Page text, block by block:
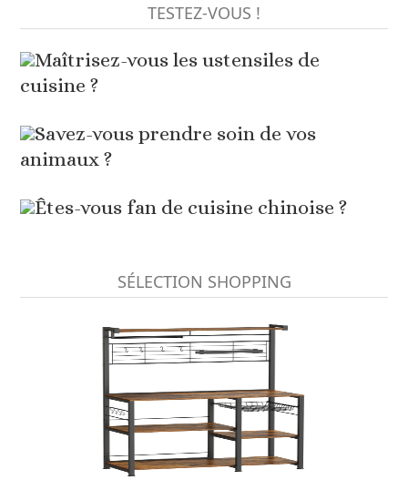
TESTEZ-VOUS !
Maîtrisez-vous les ustensiles de
cuisine ?
Savez-vous prendre soin de vos
animaux ?
Êtes-vous fan de cuisine chinoise ?
SÉLECTION SHOPPING